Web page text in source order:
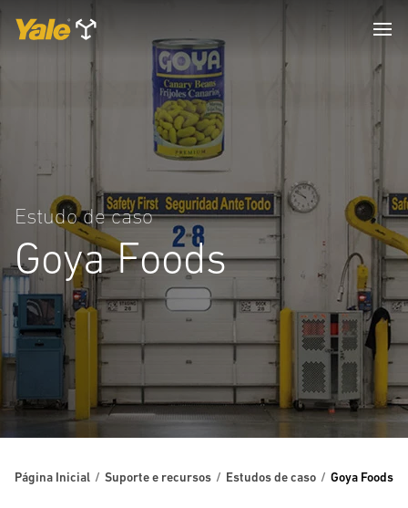
Estudo de caso
Goya Foods
Página Inicial Suporte e recursos Estudos de caso Goya Foods